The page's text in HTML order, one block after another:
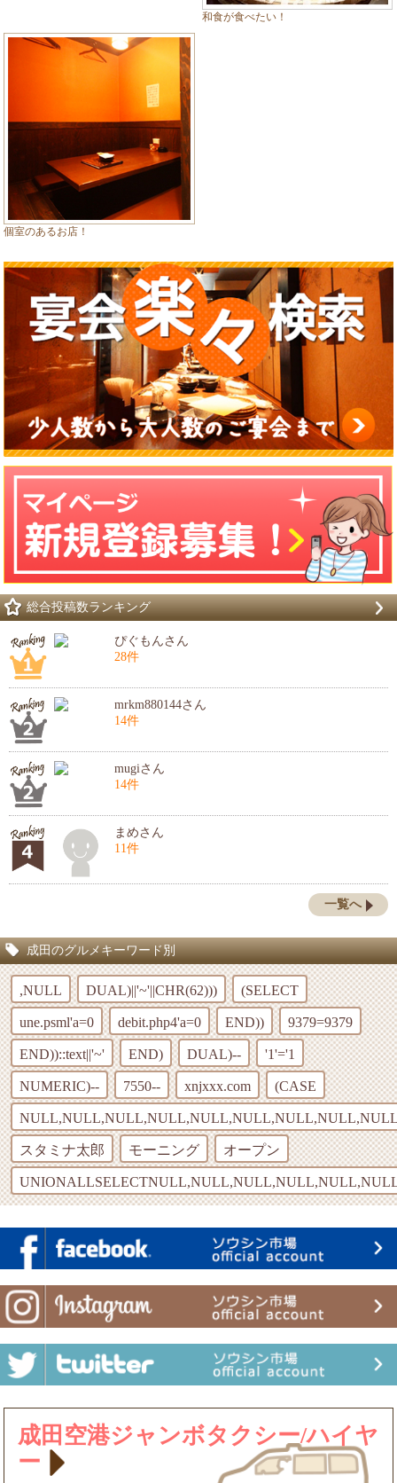
和食が食べたい！
個室のあるお店！
総合投稿数ランキング
ぴぐもんさん
28件
mrkm880144さん
14件
mugiさん
14件
まめさん
11件
一覧へ
成田のグルメキーワード別
,NULL DUAL)||'~'||CHR(62))) (SELECT
une.psml'a=0 debit.php4'a=0 END)) 9379=9379
END))::text||'~' END) DUAL)-- '1'='1
NUMERIC)-- 7550-- xnjxxx.com (CASE
スタミナ太郎 モーニング オープン
成田空港ジャンボタクシー/ハイヤ
ー